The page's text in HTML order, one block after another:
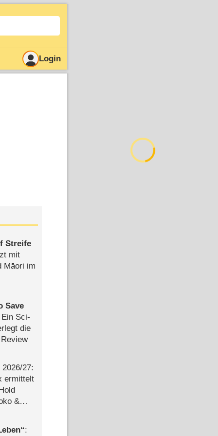
Login
Streife
mit
Māori im
Save
Ein Sci-
die
​27:
ermittelt
&
: